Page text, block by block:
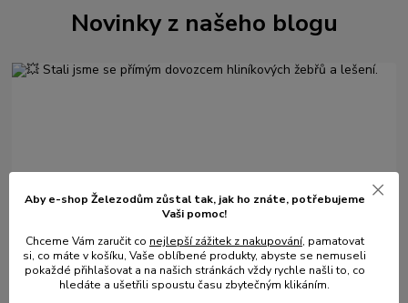
Novinky z našeho blogu
💥 Stali jsme se přímým dovozcem hliníkových žebřů a
lešení.
číst celé
Aby e-shop Železodům zůstal tak, jak ho znáte, potřebujeme
Vaši pomoc!
Chceme Vám zaručit co nejlepší zážitek z nakupování, pamatovat
si, co máte v košíku, Vaše oblíbené produkty, abyste se nemuseli
pokaždé přihlašovat a na našich stránkách vždy rychle našli to, co
hledáte a ušetřili spoustu času zbytečným klikáním.